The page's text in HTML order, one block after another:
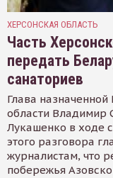
ХЕРСОНСКАЯ ОБЛАСТЬ
Часть
передать
санаториев
Глава
области Владимир
Лукашенко в ходе
этого разговора
журналистам, что
побережья